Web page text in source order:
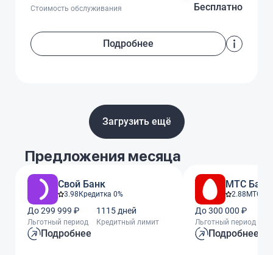
Бесплатно
Стоимость обслуживания
Подробнее
Загрузить ещё
Предложения месяца
Свой Банк
3.98 Кредитка 0%
До 299 999 ₽
Льготный период
1115 дней
Кредитный лимит
Подробнее
МТС Банк
2.88 МТС
До 300 000 ₽
Льготный период
Подробнее